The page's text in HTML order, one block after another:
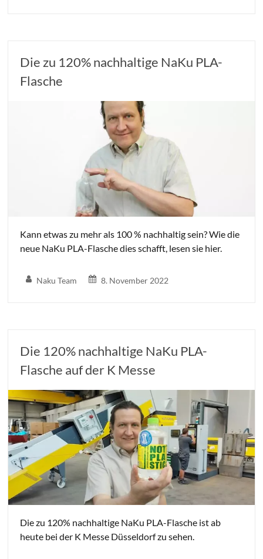
Die zu 120% nachhaltige NaKu PLA-
Flasche
Kann etwas zu mehr als 100 % nachhaltig sein? Wie die
neue NaKu PLA-Flasche dies schafft, lesen sie hier.
Naku Team 8. November 2022
Die 120% nachhaltige NaKu PLA-
Flasche auf der K Messe
Die zu 120% nachhaltige NaKu PLA-Flasche ist ab
heute bei der K Messe Düsseldorf zu sehen.